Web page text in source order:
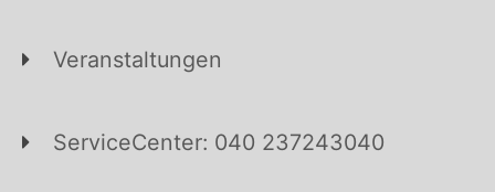
Veranstaltungen
ServiceCenter: 040 237243040